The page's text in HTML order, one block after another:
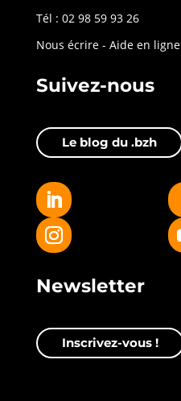
Tél : 02 98 59 93 26
Nous écrire - Aide en ligne
Suivez-nous
Le blog du .bzh
Newsletter
Inscrivez-vous !